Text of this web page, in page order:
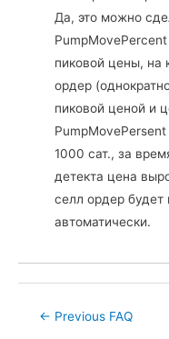
Да, это можно
пиковой цены, на
ордер
пиковой ценой и
1000 сат., за
детекта цена
селл ордер будет
автоматически.
Post← Previous FAQ